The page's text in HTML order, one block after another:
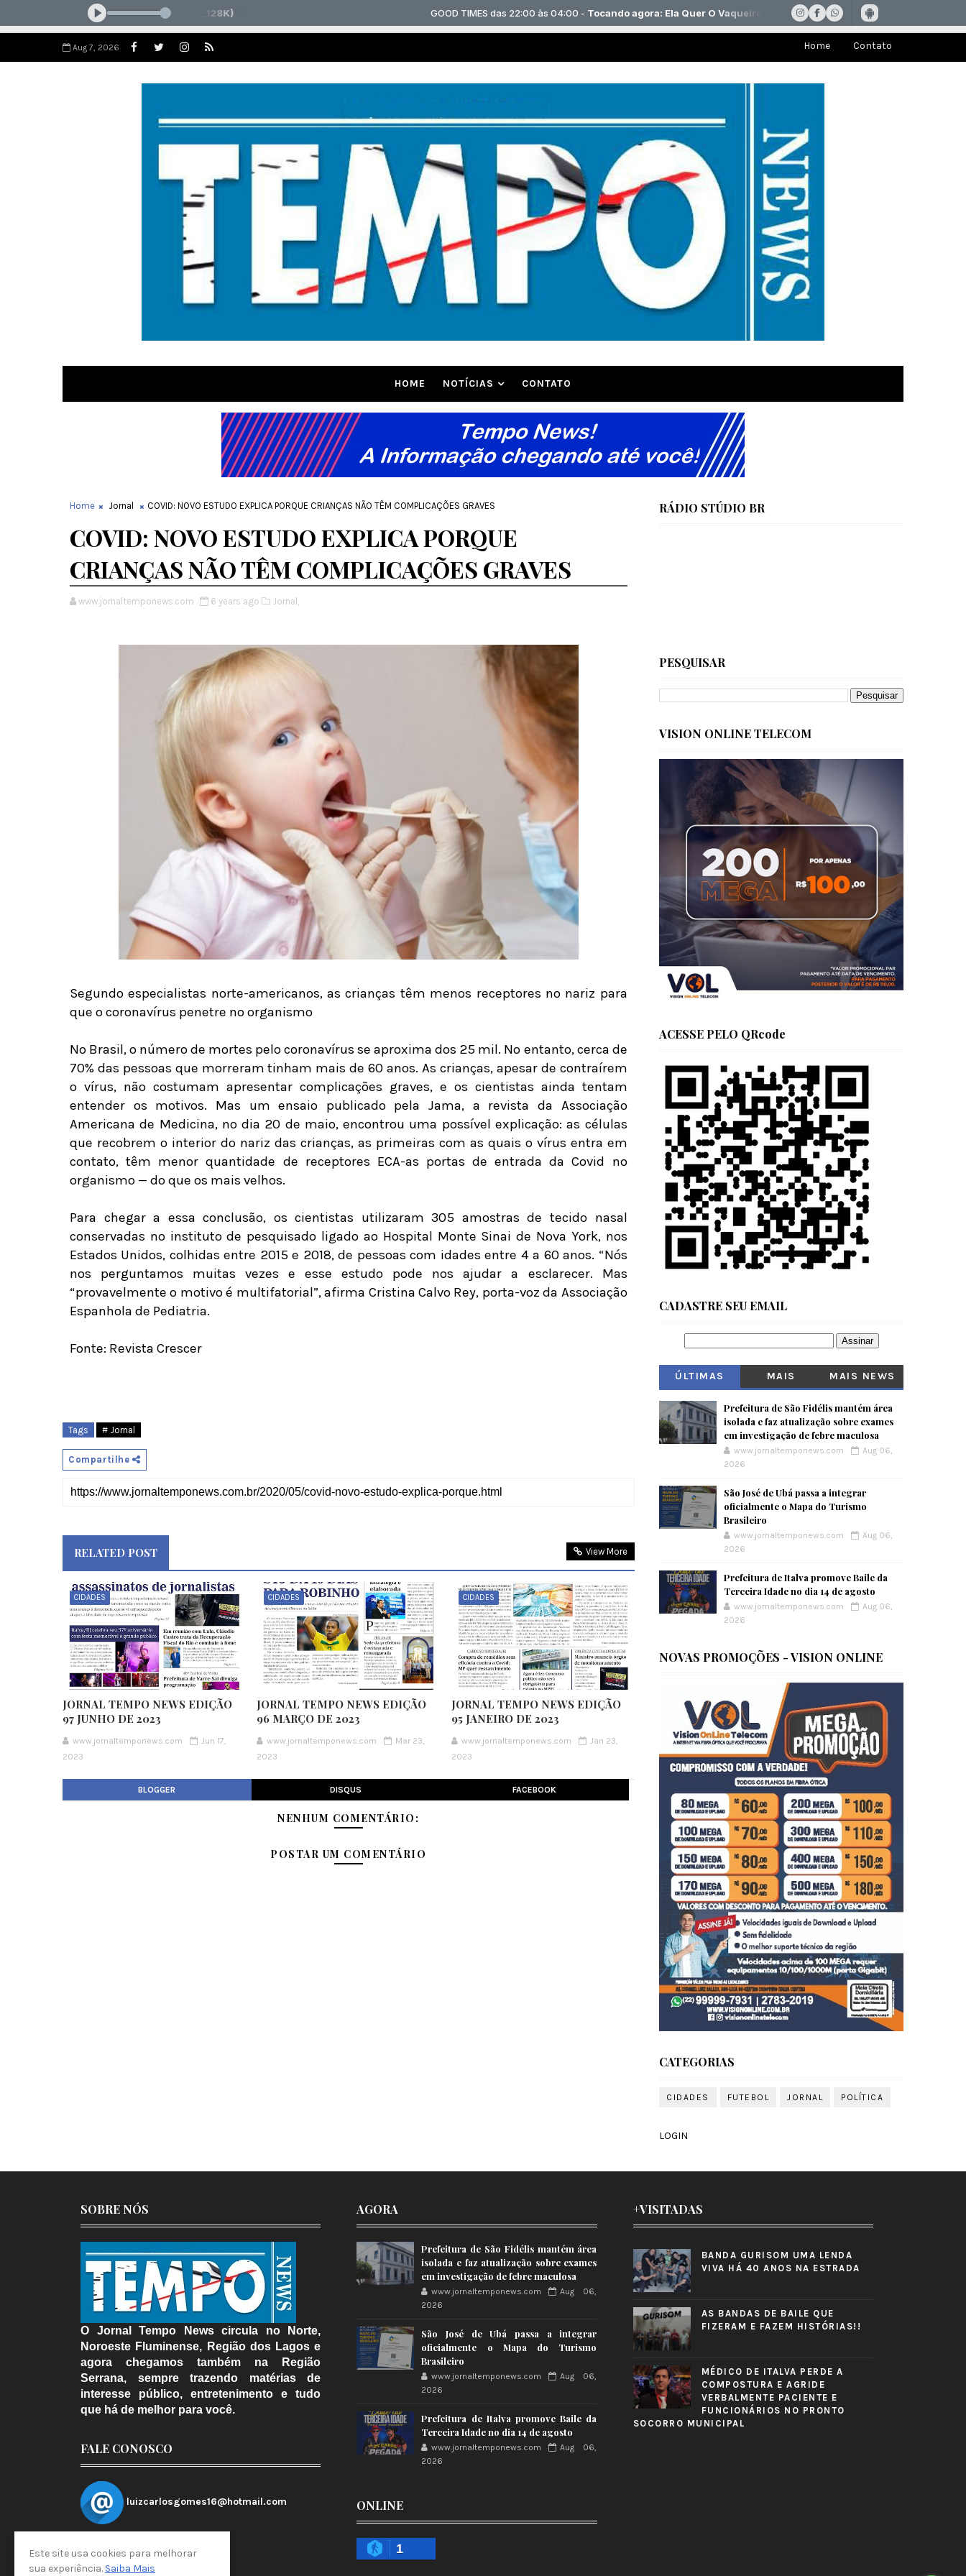
Aug 7, 2026 Home Contato
HOME NOTÍCIAS CONTATO
Home Jornal COVID: NOVO ESTUDO EXPLICA PORQUE CRIANÇAS NÃO TÊM COMPLICAÇÕES GRAVES
COVID: NOVO ESTUDO EXPLICA PORQUE
CRIANÇAS NÃO TÊM COMPLICAÇÕES GRAVES
www.jornaltemponews.com 6 years ago Jornal,
Segundo especialistas norte-americanos, as crianças têm menos receptores no nariz para
que o coronavírus penetre no organismo
No Brasil, o número de mortes pelo coronavírus se aproxima dos 25 mil. No entanto, cerca de
70% das pessoas que morreram tinham mais de 60 anos. As crianças, apesar de contraírem
o vírus, não costumam apresentar complicações graves, e os cientistas ainda tentam
entender os motivos. Mas um ensaio publicado pela Jama, a revista da Associação
Americana de Medicina, no dia 20 de maio, encontrou uma possível explicação: as células
que recobrem o interior do nariz das crianças, as primeiras com as quais o vírus entra em
contato, têm menor quantidade de receptores ECA-as portas de entrada da Covid no
organismo — do que os mais velhos.
Para chegar a essa conclusão, os cientistas utilizaram 305 amostras de tecido nasal
conservadas no instituto de pesquisado ligado ao Hospital Monte Sinai de Nova York, nos
Estados Unidos, colhidas entre 2015 e 2018, de pessoas com idades entre 4 a 60 anos. “Nós
nos perguntamos muitas vezes e esse estudo pode nos ajudar a esclarecer. Mas
“provavelmente o motivo é multifatorial”, afirma Cristina Calvo Rey, porta-voz da Associação
Espanhola de Pediatria.
Fonte: Revista Crescer
Tags # Jornal
Compartilhe
RELATED POST View More
CIDADES
JORNAL TEMPO NEWS EDIÇÃO
97 JUNHO DE 2023
www.jornaltemponews.com
Jun 17,
2023
CIDADES
JORNAL TEMPO NEWS EDIÇÃO
96 MARÇO DE 2023
www.jornaltemponews.com
Mar 23,
2023
CIDADES
JORNAL TEMPO NEWS EDIÇÃO
95 JANEIRO DE 2023
www.jornaltemponews.com
Jan 23,
2023
BLOGGER DISQUS FACEBOOK
NENHUM COMENTÁRIO:
POSTAR UM COMENTÁRIO
RÁDIO STÚDIO BR
PESQUISAR
VISION ONLINE TELECOM
ACESSE PELO QRcode
CADASTRE SEU EMAIL
ÚLTIMAS
MAIS
MAIS NEWS
Prefeitura de São Fidélis mantém área
isolada e faz atualização sobre exames
em investigação de febre maculosa
www.jornaltemponews.com
Aug 06,
2026
São José de Ubá passa a integrar
oficialmente o Mapa do Turismo
Brasileiro
www.jornaltemponews.com
Aug 06,
2026
Prefeitura de Italva promove Baile da
Terceira Idade no dia 14 de agosto
www.jornaltemponews.com
Aug 06,
2026
NOVAS PROMOÇÕES - VISION ONLINE
CATEGORIAS
CIDADES FUTEBOL JORNAL POLÍTICA
LOGIN
SOBRE NÓS
O Jornal Tempo News circula no Norte,
Noroeste Fluminense, Região dos Lagos e
agora chegamos também na Região
Serrana, sempre trazendo matérias de
interesse público, entretenimento e tudo
que há de melhor para você.
FALE CONOSCO
luizcarlosgomes16@hotmail.com
AGORA
Prefeitura de São Fidélis mantém área
isolada e faz atualização sobre exames
em investigação de febre maculosa
www.jornaltemponews.com
Aug 06,
2026
São José de Ubá passa a integrar
oficialmente o Mapa do Turismo
Brasileiro
www.jornaltemponews.com
Aug 06,
2026
Prefeitura de Italva promove Baile da
Terceira Idade no dia 14 de agosto
www.jornaltemponews.com
Aug 06,
2026
ONLINE
1
+VISITADAS
BANDA GURISOM UMA LENDA
VIVA HÁ 40 ANOS NA ESTRADA
AS BANDAS DE BAILE QUE
FIZERAM E FAZEM HISTÓRIAS!!
MÉDICO DE ITALVA PERDE A
COMPOSTURA E AGRIDE
VERBALMENTE PACIENTE E
FUNCIONÁRIOS NO PRONTO
SOCORRO MUNICIPAL
Este site usa cookies para melhorar
sua experiência. Saiba Mais